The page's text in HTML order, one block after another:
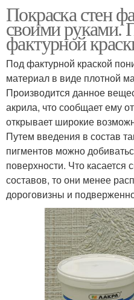
Покраска стен
своими
фактурной
Под фактурной краской
материал в виде плотной
Производится данное
акрила, что сообщает ему
открывает широкие
Путем введения в состав
пигментов можно
поверхности. Что касается
составов, то они менее
дороговизны и